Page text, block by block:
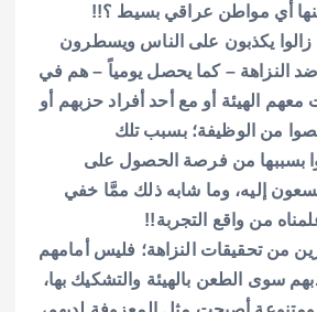
أي مواطن عراقي بسيط ؟!!
يكذبون على الناس ويسطرون
ضد النزاهة – كما يحصل يومياً – هم في
الهيئة أو مع أحد أفراد حزبهم أو
من الوظيفة؛ بسبب تلك
بسببها من فرصة الحصول على
إليه، وما شابه ذلك ممَّا خفي
من واقع التجربة!!
من تحقيقات النزاهة؛ فليس أمامهم
سوى الطعن بالهيئة والتشكيك بها،